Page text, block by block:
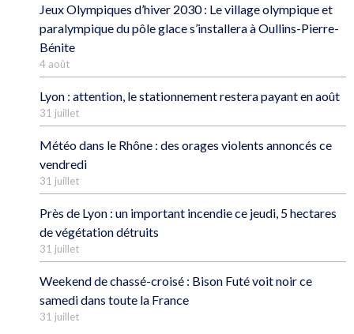
Jeux Olympiques d’hiver 2030 : Le village olympique et
paralympique du pôle glace s’installera à Oullins-Pierre-
Bénite
4 août
Lyon : attention, le stationnement restera payant en août
31 juillet
Météo dans le Rhône : des orages violents annoncés ce
vendredi
31 juillet
Près de Lyon : un important incendie ce jeudi, 5 hectares
de végétation détruits
31 juillet
Weekend de chassé-croisé : Bison Futé voit noir ce
samedi dans toute la France
31 juillet